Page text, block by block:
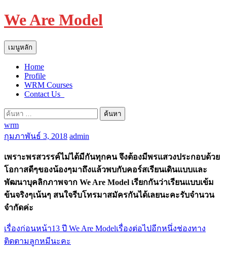
We Are Model
ค้นหา
เมนูหลัก
ยัง
เนื้อหา
Home
Profile
WRM Courses
Contact Us_
ค้นหา
สำหรับ:
wrm
กุมภาพันธ์ 3, 2018 admin
เพราะพรสวรรค์ไม่ได้มีกันทุกคน จึงต้องมีพรแสวงประกอบด้วย
โอกาสดีๆของน้องๆมาถึงแล้วพบกับคอร์สเรียนเดินแบบและ
พัฒนาบุคลิกภาพจาก We Are Model เรียกกันว่าเรียนแบบเข้ม
ข้นจริงๆเน้นๆ สนใจรีบโทรมาสมัครกันได้เลยนะคะรับจำนวน
จำกัดค่ะ
เมนู
เรื่องก่อนหน้า13 ปี We Are Modelเรื่องต่อไปอีกหนึ่งช่องทาง
ติดตามลูกหมีนะคะ